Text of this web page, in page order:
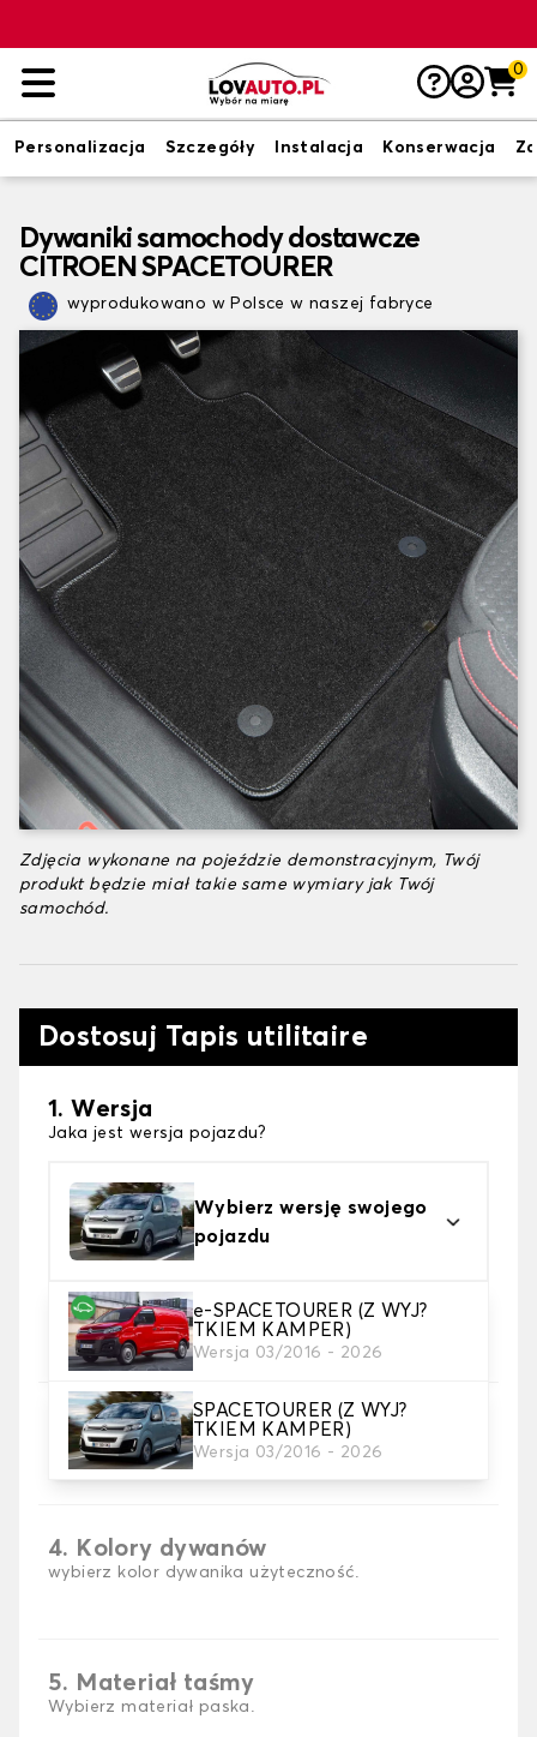
0
Personalizacja Szczegóły Instalacja Konserwacja
Dywaniki samochody dostawcze
CITROEN SPACETOURER
wyprodukowano w Polsce w naszej fabryce
Zdjęcia wykonane na pojeździe demonstracyjnym, Twój
produkt będzie miał takie same wymiary jak Twój
samochód.
Dostosuj Tapis utilitaire
1. Wersja
Jaka jest wersja pojazdu?
Wybierz wersję swojego
pojazdu
e-SPACETOURER (Z WYJ?
TKIEM KAMPER)
Wersja 03/2016 - 2026
SPACETOURER (Z WYJ?
TKIEM KAMPER)
Wersja 03/2016 - 2026
2. Materiał
wybierz materiał dywanika samochodowego
3. gra dywanowa
wybierz liczbę potrzebnych dywaników
samochodowych
4. Kolory dywanów
wybierz kolor dywanika użyteczność.
5. Materiał taśmy
Wybierz materiał paska.